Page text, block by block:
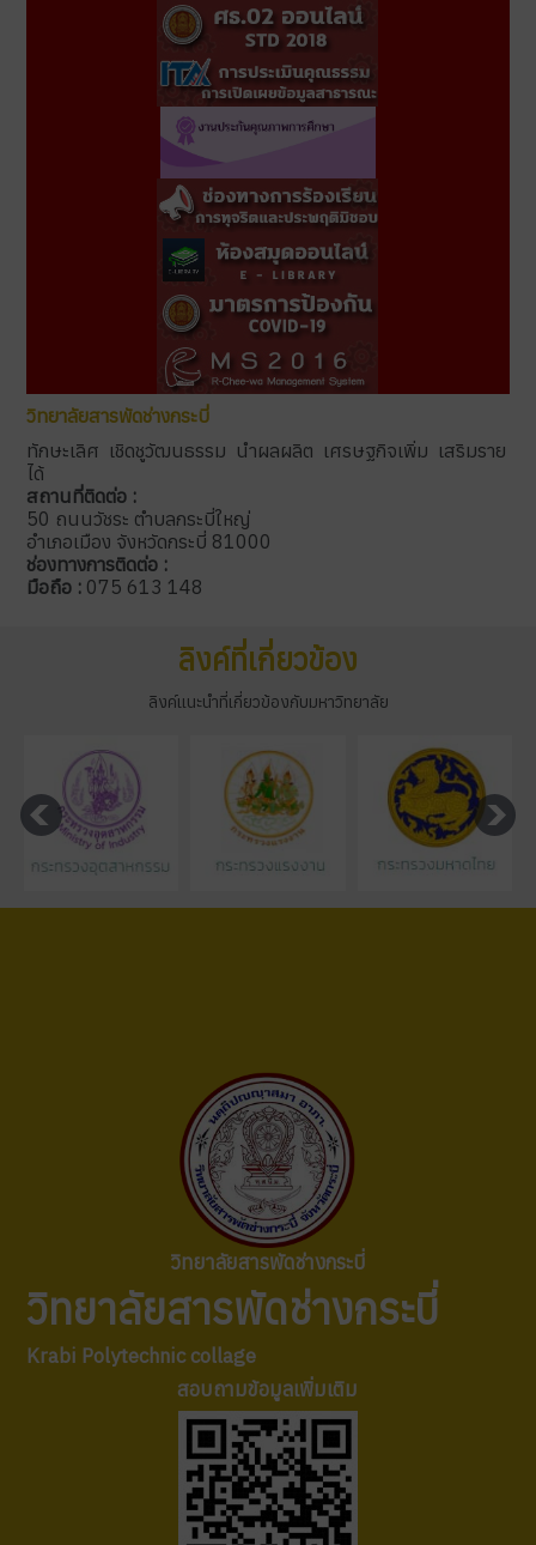
วิทยาลัยสารพัดช่างกระบี่
ทักษะเลิศ เชิดชูวัฒนธรรม นำผลผลิต เศรษฐกิจเพิ่ม เสริมราย
ได้
สถานที่ติดต่อ :
50 ถนนวัชระ ตำบลกระบี่ใหญ่
อำเภอเมือง จังหวัดกระบี่ 81000
ช่องทางการติดต่อ :
มือถือ : 075 613 148
ลิงค์ที่เกี่ยวข้อง
ลิงค์แนะนำที่เกี่ยวข้องกับมหาวิทยาลัย
วิทยาลัยสารพัดช่างกระบี่
วิทยาลัยสารพัดช่างกระบี่
Krabi Polytechnic collage
สอบถามข้อมูลเพิ่มเติม